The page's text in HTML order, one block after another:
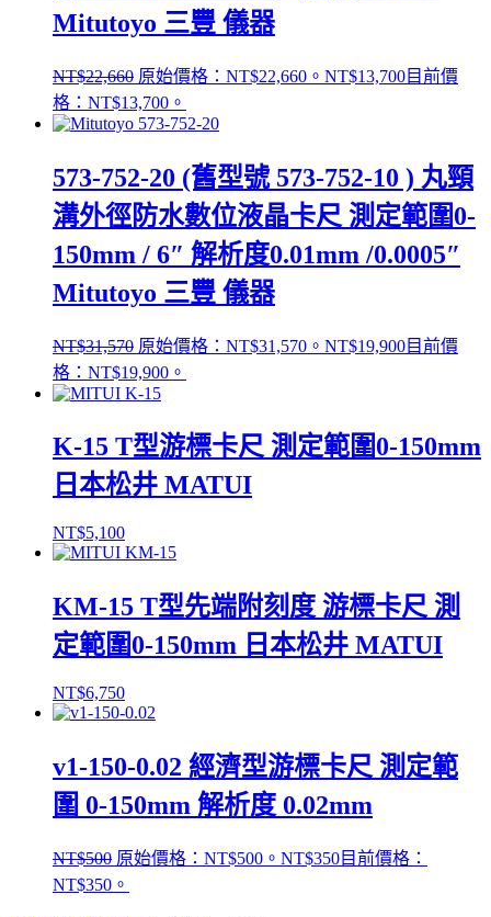
Mitutoyo 三豐 儀器
NT$22,660 原始價格：NT$22,660。 NT$13,700目前價
格：NT$13,700。
573-752-20 (舊型號 573-752-10 ) 丸頸
溝外徑防水數位液晶卡尺 測定範圍0-
150mm / 6″ 解析度0.01mm /0.0005″
Mitutoyo 三豐 儀器
NT$31,570 原始價格：NT$31,570。 NT$19,900目前價
格：NT$19,900。
K-15 T型游標卡尺 測定範圍0-150mm
日本松井 MATUI
NT$5,100
KM-15 T型先端附刻度 游標卡尺 測
定範圍0-150mm 日本松井 MATUI
NT$6,750
v1-150-0.02 經濟型游標卡尺 測定範
圍 0-150mm 解析度 0.02mm
NT$500 原始價格：NT$500。 NT$350目前價格：
NT$350。